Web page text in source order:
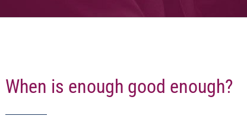
When is enough good enough?